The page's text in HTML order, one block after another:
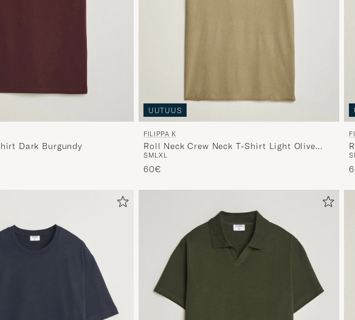
Dark Burgundy
UUTUUS
FILIPPA K
Roll Neck Crew Neck T-Shirt Light Olive
Green
SMLXL
60€
S